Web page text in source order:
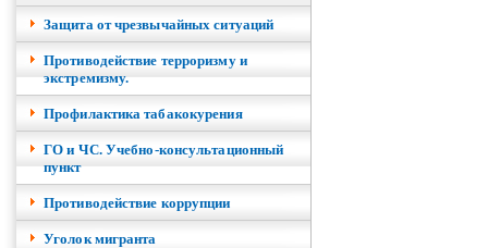
Защита от чрезвычайных ситуаций
Противодействие терроризму и
экстремизму.
Профилактика табакокурения
ГО и ЧС. Учебно-консультационный
пункт
Противодействие коррупции
Уголок мигранта